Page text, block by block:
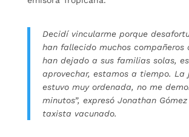
Decidí vincularme porque
han fallecido muchos compañeros
han dejado a sus familias solas,
aprovechar, estamos a tiempo. La
estuvo muy ordenada, no me
minutos”, expresó Jonathan
taxista vacunado.